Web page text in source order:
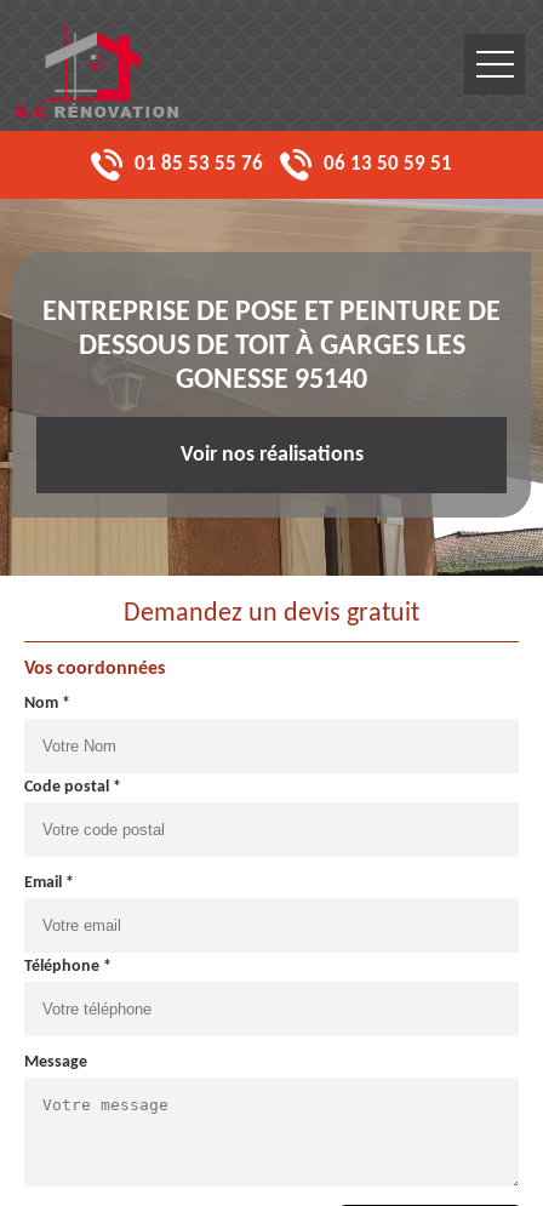
01 85 53 55 76 06 13 50 59 51
ENTREPRISE DE POSE ET PEINTURE DE
DESSOUS DE TOIT À GARGES LES
GONESSE 95140
Voir nos réalisations
Demandez un devis gratuit
Vos coordonnées
Nom *
Code postal *
Email *
Téléphone *
Message